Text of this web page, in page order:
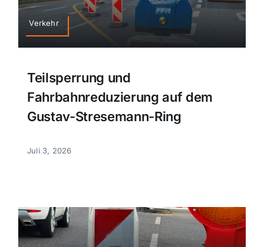
Sport
Panorama
Verkehrsmeldungen
Verkehr
Teilsperrung und
Fahrbahnreduzierung auf dem
Gustav-Stresemann-Ring
Juli 3, 2026